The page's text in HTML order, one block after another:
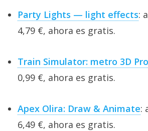
Party Lights — light effects:
4,79 €, ahora es gratis.
Train Simulator: metro 3D Pro
0,99 €, ahora es gratis.
Apex Olira: Draw & Animate:
6,49 €, ahora es gratis.